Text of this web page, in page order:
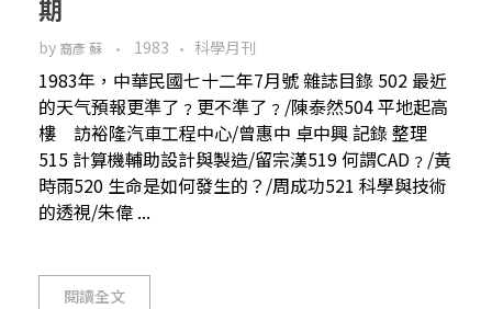
期
by 裔彥 蘇 1983 科學月刊
1983年，中華民國七十二年7月號 雜誌目錄 502 最近
的天气預報更準了﹖更不準了﹖/陳泰然504 平地起高
樓 訪裕隆汽車工程中心/曾惠中 卓中興 記錄 整理
515 計算機輔助設計與製造/留宗漢519 何謂CAD﹖/黃
時雨520 生命是如何發生的？/周成功521 科學與技術
的透視/朱偉 ...
閱讀全文